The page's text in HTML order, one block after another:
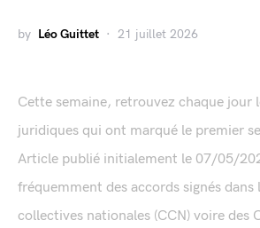
by Léo Guittet 21 juillet 2026
Cette semaine, retrouvez chaque jour
juridiques qui ont marqué le premier
Article publié initialement le 07/05/
fréquemment des accords signés dans
collectives nationales (CCN) voire des